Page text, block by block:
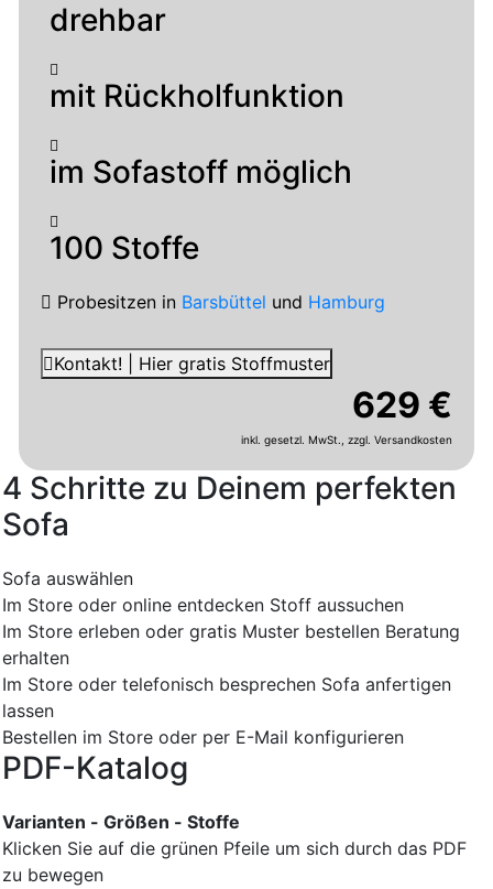
drehbar
mit Rückholfunktion
im Sofastoff möglich
100 Stoffe
Probesitzen in Barsbüttel und Hamburg
Kontakt! | Hier gratis Stoffmuster
629 €
inkl. gesetzl. MwSt., zzgl. Versandkosten
4 Schritte zu Deinem perfekten
Sofa
Sofa auswählen
Im Store oder online entdecken Stoff aussuchen
Im Store erleben oder gratis Muster bestellen Beratung
erhalten
Im Store oder telefonisch besprechen Sofa anfertigen
lassen
Bestellen im Store oder per E-Mail konfigurieren
PDF-Katalog
Varianten - Größen - Stoffe
Klicken Sie auf die grünen Pfeile um sich durch das PDF
zu bewegen